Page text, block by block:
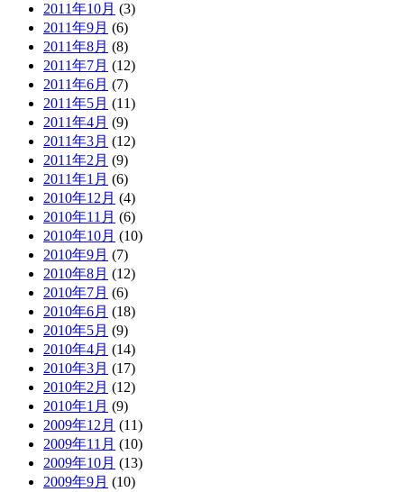
2011年10月 (3)
2011年9月 (6)
2011年8月 (8)
2011年7月 (12)
2011年6月 (7)
2011年5月 (11)
2011年4月 (9)
2011年3月 (12)
2011年2月 (9)
2011年1月 (6)
2010年12月 (4)
2010年11月 (6)
2010年10月 (10)
2010年9月 (7)
2010年8月 (12)
2010年7月 (6)
2010年6月 (18)
2010年5月 (9)
2010年4月 (14)
2010年3月 (17)
2010年2月 (12)
2010年1月 (9)
2009年12月 (11)
2009年11月 (10)
2009年10月 (13)
2009年9月 (10)